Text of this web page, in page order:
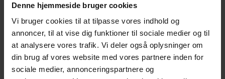
Denne hjemmeside bruger cookies
Vi bruger cookies til at tilpasse vores indhold og
annoncer, til at vise dig funktioner til sociale medier og til
at analysere vores trafik. Vi deler også oplysninger om
din brug af vores website med vores partnere inden for
sociale medier, annonceringspartnere og
deres naturlige levesteder, hvilket blev
opfyldt til fulde. Turene på floden i
regnskoven og floraen i både
botanisk have og regnskoven var